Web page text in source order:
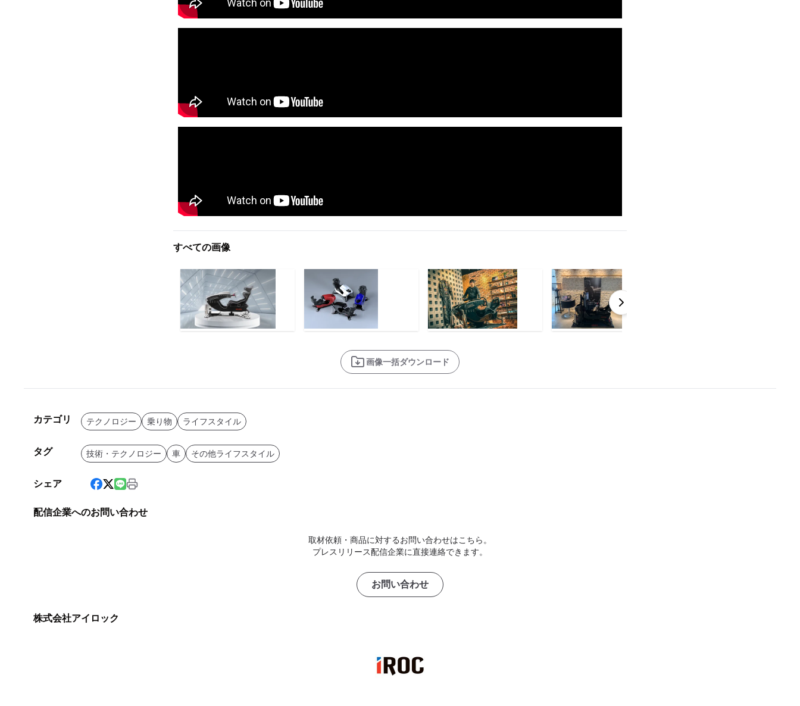
すべての画像
画像一括ダウンロード
カテゴリ テクノロジー 乗り物 ライフスタイル
タグ 技術・テクノロジー 車 その他ライフスタイル
シェア
配信企業へのお問い合わせ
取材依頼・商品に対するお問い合わせはこちら。
プレスリリース配信企業に直接連絡できます。
お問い合わせ
株式会社アイロック